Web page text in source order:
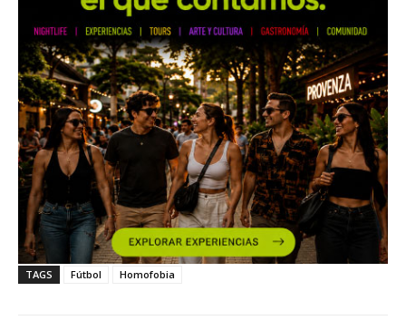
TAGS Fútbol Homofobia